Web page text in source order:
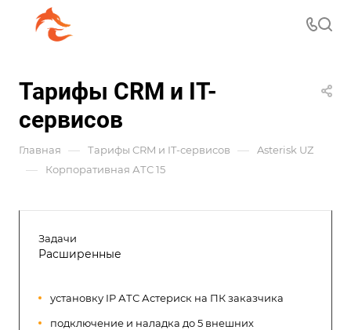
Тарифы CRM и IT-
сервисов
Главная — Тарифы CRM и IT-сервисов — Asterisk UZ
— Корпоративная АТС 15
Задачи
Расширенные
установку IP АТС Астериск на ПК заказчика
подключение и наладка до 5 внешних